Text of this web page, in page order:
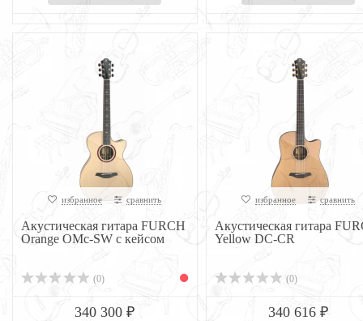
избранное сравнить
Акустическая гитара FURCH
Orange OMc-SW с кейсом
(0)
340 300 ₽
избранное сравнить
Акустическая гитара
Yellow DC-CR
(0)
340 616 ₽